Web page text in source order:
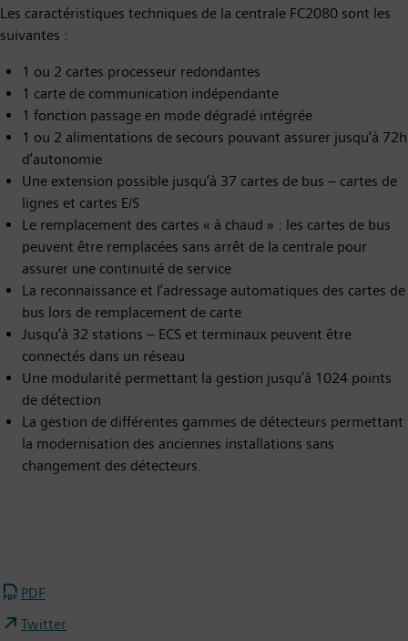
Les caractéristiques techniques de la centrale FC2080 sont les
suivantes :
1 ou 2 cartes processeur redondantes
1 carte de communication indépendante
1 fonction passage en mode dégradé intégrée
1 ou 2 alimentations de secours pouvant assurer jusqu’à 72h
d’autonomie
Une extension possible jusqu’à 37 cartes de bus – cartes de
lignes et cartes E/S
Le remplacement des cartes « à chaud » : les cartes de bus
peuvent être remplacées sans arrêt de la centrale pour
assurer une continuité de service
La reconnaissance et l’adressage automatiques des cartes de
bus lors de remplacement de carte
Jusqu’à 32 stations – ECS et terminaux peuvent être
connectés dans un réseau
Une modularité permettant la gestion jusqu’à 1024 points
de détection
La gestion de différentes gammes de détecteurs permettant
la modernisation des anciennes installations sans
changement des détecteurs.
PDF
Twitter